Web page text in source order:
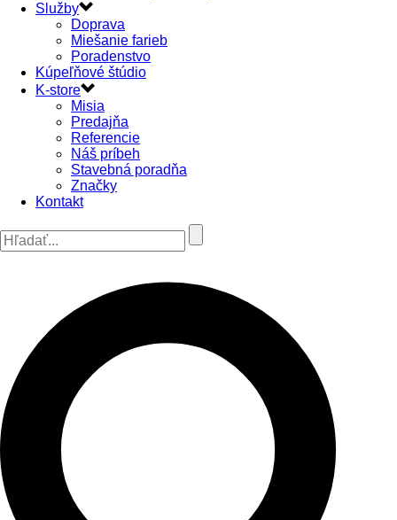
Služby
Doprava
Miešanie farieb
Poradenstvo
Kúpeľňové štúdio
K-store
Misia
Predajňa
Referencie
Náš príbeh
Stavebná poradňa
Značky
Kontakt